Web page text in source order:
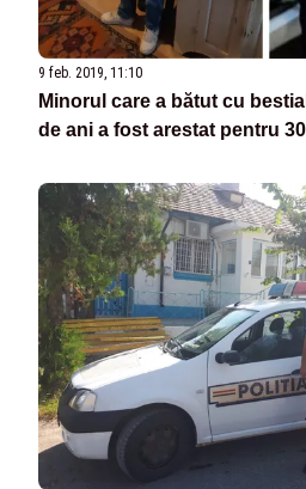
9 feb. 2019, 11:10
Minorul care a bătut cu
de ani a fost arestat pentru